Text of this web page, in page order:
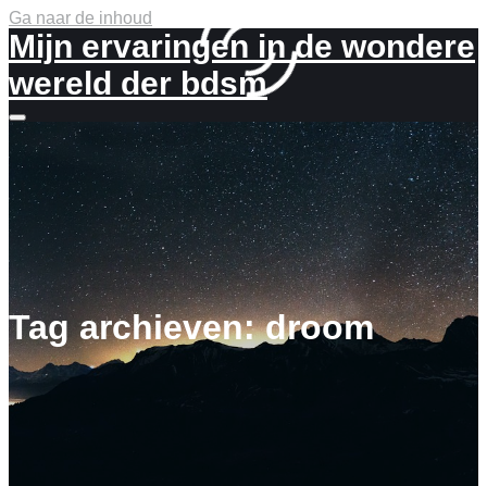
Ga naar de inhoud
Mijn ervaringen in de wondere
wereld der bdsm
Meer
info
Tag archieven:droom